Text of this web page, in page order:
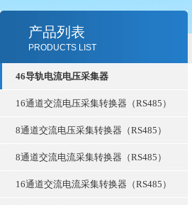
产品列表
PRODUCTS LIST
46导轨电流电压采集器
16通道交流电压采集转换器（RS485）
8通道交流电压采集转换器（RS485）
8通道交流电流采集转换器（RS485）
16通道交流电流采集转换器（RS485）